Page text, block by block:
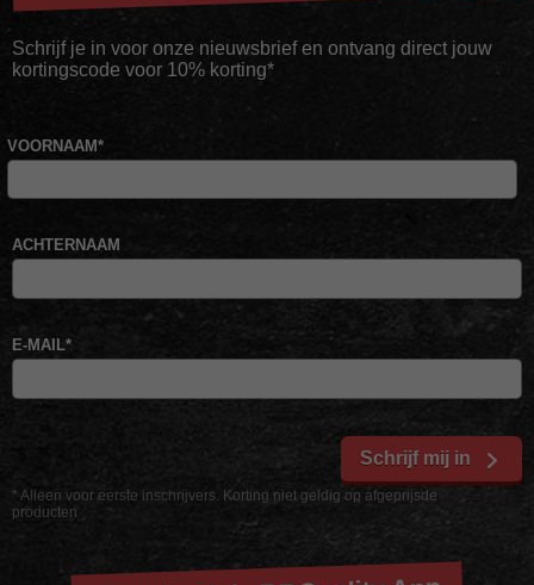
Schrijf je in voor onze nieuwsbrief en ontvang direct jouw
kortingscode voor 10% korting*
* Alleen voor eerste inschrijvers. Korting niet geldig op afgeprijsde
producten
VOORNAAM*
ACHTERNAAM
E-MAIL*
Schrijf mij in